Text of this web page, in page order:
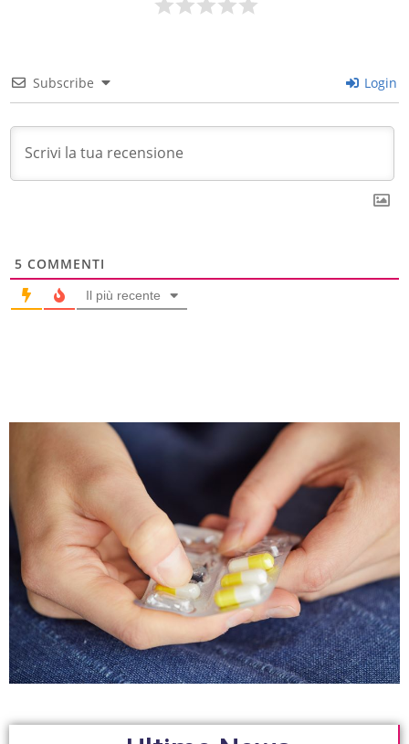
Subscribe Login
5 COMMENTI
Il più recente